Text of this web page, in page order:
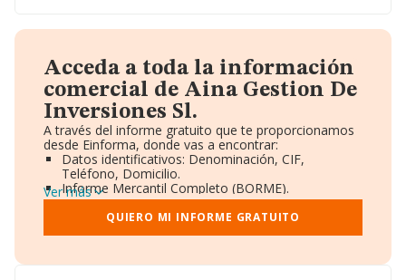
Acceda a toda la información
comercial de Aina Gestion De
Inversiones Sl.
A través del informe gratuito que te proporcionamos
desde Einforma, donde vas a encontrar:
Datos identificativos: Denominación, CIF,
Teléfono, Domicilio.
Informe Mercantil Completo (BORME).
Gráficos de Evolución Ventas y Empleados.
Consejo de Administración y Administradores.
Directivos y Ejecutivos.
Ver más
QUIERO MI INFORME GRATUITO